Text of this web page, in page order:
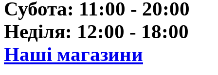
Субота: 11:00 - 20:00
Неділя: 12:00 - 18:00
Наші магазини